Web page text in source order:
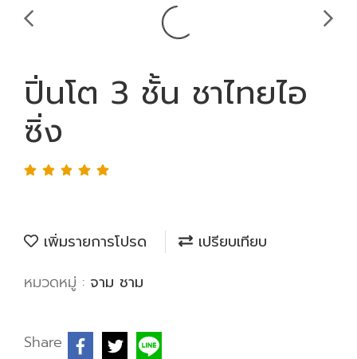
ปิ่นโต 3 ชั้น ชาไทยไอ
ซิ่ง
เพิ่มรายการโปรด
เปรียบเทียบ
หมวดหมู่ : จาม ชาม
Share